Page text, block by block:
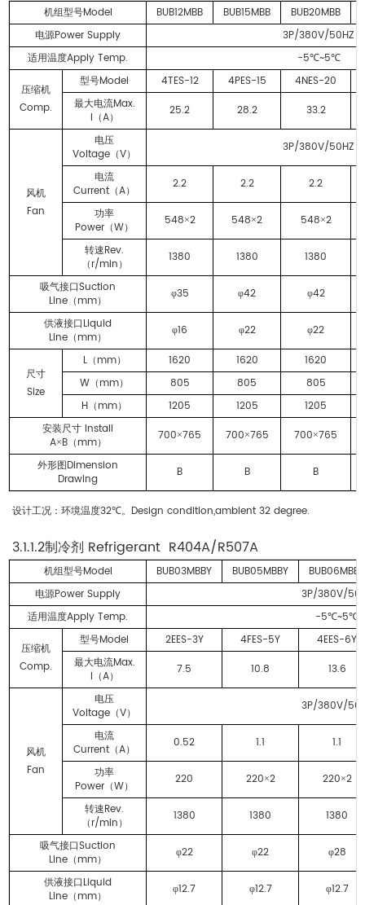
机组型号Model BUB12MBB BUB15MBB BUB20MBB
电源Power Supply 3P/380V/50HZ
适用温度Apply Temp. -5℃~5℃
压缩机
Comp.
型号Model 4TES-12 4PES-15 4NES-20
最大电流Max.
I （A） 25.2 28.2 33.2
风机
Fan
电压
Voltage （V） 3P/380V/50HZ
电流
Current （A） 2.2 2.2 2.2
功率
Power （W） 548×2 548×2 548×2
转速Rev.
（ r/min ） 1380 1380 1380
吸气接口Suction
Line （ mm）
φ35 φ42 φ42
供液接口 Liquid
Line （ mm）
φ16 φ22 φ22
尺寸
Size
L（ mm） 1620 1620
1620
W （ mm） 805 805
805
H （ mm） 1205 1205 1205
安装尺寸 Install
A×B（ mm） 700×765 700×765 700×765
外形图 Dimension
Drawing
B B B
设计工况：环境温度32℃。 Design condition,ambient 32 degree.
3.1.1.2制冷剂 Refrigerant R404A/R507A
机组型号Model BUB03MBBY BUB05MBBY BUB06MBBY
电源Power Supply 3P/380V/
适用温度Apply Temp. -5℃~5℃
压缩机
Comp.
型号Model 2EES-3Y 4FES-5Y 4EES-6Y
最大电流Max.
I （A） 7.5 10.8 13.6
风机
Fan
电压
Voltage （V） 3P/380V/
电流
Current （A） 0.52 1.1 1.1
功率
Power （W） 220 220×2 220×2
转速Rev.
（ r/min ） 1380 1380 1380
吸气接口Suction
Line （ mm）
φ22 φ22 φ28
供液接口 Liquid
Line （ mm）
φ12.7 φ12.7 φ12.7